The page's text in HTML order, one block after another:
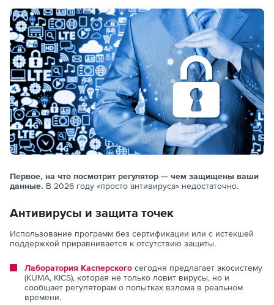
Первое, на что посмотрит регулятор — чем защищены ваши
данные. В 2026 году «просто антивируса» недостаточно.
Антивирусы и защита точек
Использование программ без сертификации или с истекшей
поддержкой приравнивается к отсутствию защиты.
Лаборатория Касперского сегодня предлагает экосистему
(KUMA, KICS), которая не только ловит вирусы, но и
сообщает регуляторам о попытках взлома в реальном
времени.